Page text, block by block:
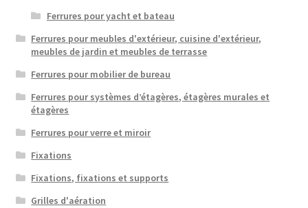
Ferrures pour yacht et bateau
Ferrures pour meubles d'extérieur, cuisine d'extérieur,
meubles de jardin et meubles de terrasse
Ferrures pour mobilier de bureau
Ferrures pour systèmes d’étagères, étagères murales et
étagères
Ferrures pour verre et miroir
Fixations
Fixations, fixations et supports
Grilles d'aération